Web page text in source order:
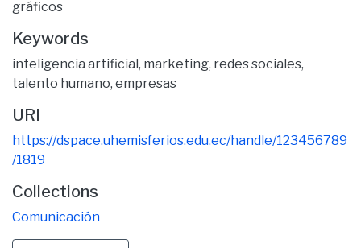
gráficos
Keywords
inteligencia artificial, marketing, redes sociales,
talento humano, empresas
URI
https://dspace.uhemisferios.edu.ec/handle/123456789
/1819
Collections
Comunicación